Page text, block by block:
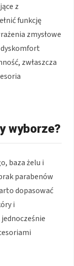
z
funkcję
zmysłowe
zwłaszcza
wyborze?
baza żelu i
parabenów
dopasować
i